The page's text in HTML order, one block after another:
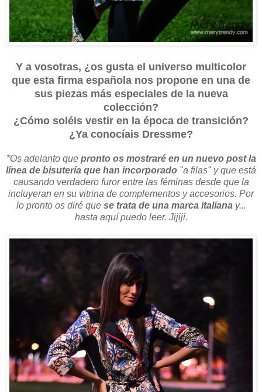
Y a vosotras, ¿os gusta el universo multicolor
que esta firma española nos propone en una de
sus piezas más especiales de la nueva
colección?
¿Cómo soléis vestir en la época de transición?
¿Ya conocíais Dressme?
*Os adelanto que pronto os mostraré en un nuevo post la
línea de bisutería que han incorporado "a filas" y que está
causando verdadero furor entre las féminas desde que la
incluyeran en su vitrina de complementos y accesorios. Por
lo pronto os diré que se trata de una marca italiana y...
hasta aquí puedo leer. Jijiji.